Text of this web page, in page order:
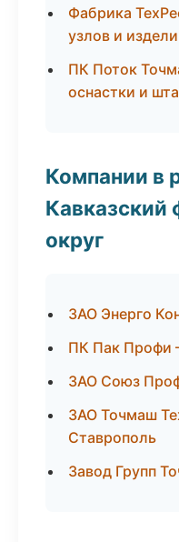
Фабрика
узлов и
ПК Поток
оснастки и
Компании в
Кавказский
округ
ЗАО Энерго
ПК Пак Профи
ЗАО Союз
ЗАО Точмаш
Ставрополь
Завод Групп